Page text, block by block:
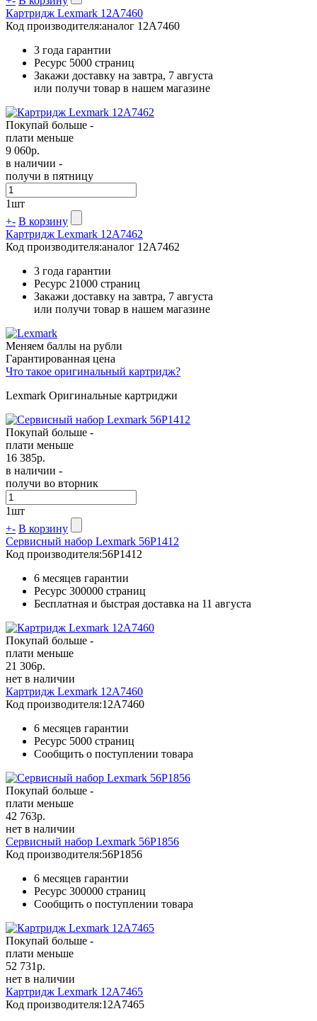
Картридж Lexmark 12A7460
Код производителя:аналог 12A7460
3 года гарантии
Ресурс 5000 страниц
Закажи доставку на завтра, 7 августа
или получи товар в нашем магазине
Покупай больше -
плати меньше
9 060р.
в наличии -
получи в пятницу
1шт
+- В корзину
Картридж Lexmark 12A7462
Код производителя:аналог 12A7462
3 года гарантии
Ресурс 21000 страниц
Закажи доставку на завтра, 7 августа
или получи товар в нашем магазине
Меняем баллы на рубли
Гарантированная цена
Что такое оригинальный картридж?
Lexmark Оригинальные картриджи
Покупай больше -
плати меньше
16 385р.
в наличии -
получи во вторник
1шт
+- В корзину
Сервисный набор Lexmark 56P1412
Код производителя:56P1412
6 месяцев гарантии
Ресурс 300000 страниц
Бесплатная и быстрая доставка на 11 августа
Покупай больше -
плати меньше
21 306р.
нет в наличии
Картридж Lexmark 12A7460
Код производителя:12A7460
6 месяцев гарантии
Ресурс 5000 страниц
Сообщить о поступлении товара
Покупай больше -
плати меньше
42 763р.
нет в наличии
Сервисный набор Lexmark 56P1856
Код производителя:56P1856
6 месяцев гарантии
Ресурс 300000 страниц
Сообщить о поступлении товара
Покупай больше -
плати меньше
52 731р.
нет в наличии
Картридж Lexmark 12A7465
Код производителя:12A7465